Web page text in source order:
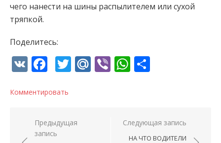
чего нанести на шины распылителем или сухой
тряпкой.
Поделитесь:
VK Facebook
Twitter
Mail.Ru
ViberWhatsApp
Комментировать
Навигация по записям
Предыдущая
запись
Следующая запись
НА ЧТО ВОДИТЕЛИ